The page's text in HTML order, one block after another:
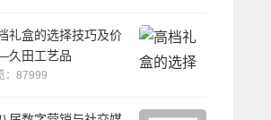
礼盒的选择技巧及价
久田工艺品
：87999